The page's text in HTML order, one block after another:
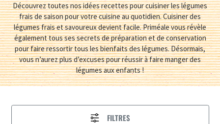
Découvrez toutes nos idées recettes pour cuisiner les légumes
frais de saison pour votre cuisine au quotidien. Cuisiner des
légumes frais et savoureux devient facile. Priméale vous révèle
également tous ses secrets de préparation et de conservation
pour faire ressortir tous les bienfaits des légumes. Désormais,
vous n’aurez plus d’excuses pour réussir à faire manger des
légumes aux enfants !
FILTRES